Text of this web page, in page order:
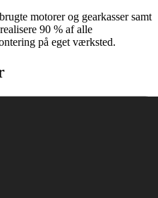
motorer og gearkasser samt
90 % af alle
på eget værksted.